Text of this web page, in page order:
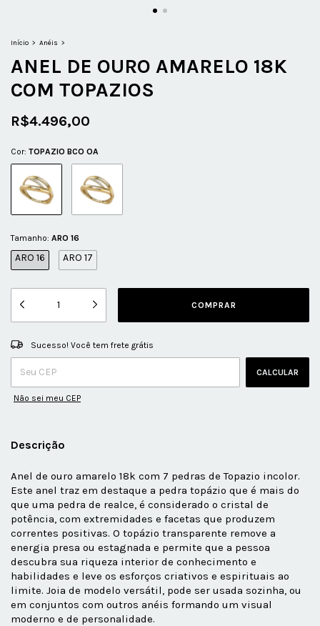
Início > Anéis >
ANEL DE OURO AMARELO 18K
COM TOPAZIOS
R$4.496,00
Cor: TOPAZIO BCO OA
Tamanho: ARO 16
ARO 16 ARO 17
ALTERAR CEP
Sucesso! Você tem frete grátis
CALCULAR
Não sei meu CEP
Descrição
Anel de ouro amarelo 18k com 7 pedras de Topazio incolor.
Este anel traz em destaque a pedra topázio que é mais do
que uma pedra de realce, é considerado o cristal de
potência, com extremidades e facetas que produzem
correntes positivas. O topázio transparente remove a
energia presa ou estagnada e permite que a pessoa
descubra sua riqueza interior de conhecimento e
habilidades e leve os esforços criativos e espirituais ao
limite. Joia de modelo versátil, pode ser usada sozinha, ou
em conjuntos com outros anéis formando um visual
moderno e de personalidade.